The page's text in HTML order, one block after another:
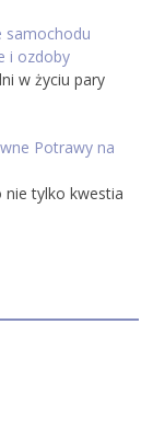
samochodu
i ozdoby
w życiu pary
Potrawy na
nie tylko kwestia